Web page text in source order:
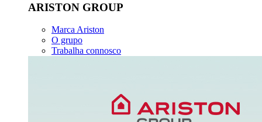
ARISTON GROUP
Marca Ariston
O grupo
Trabalha connosco